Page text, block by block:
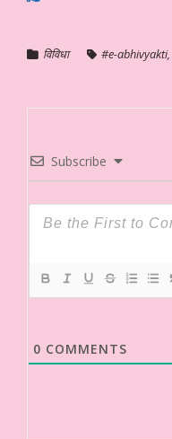
विविधा #e-abhivyakti,
Subscribe
0 COMMENTS